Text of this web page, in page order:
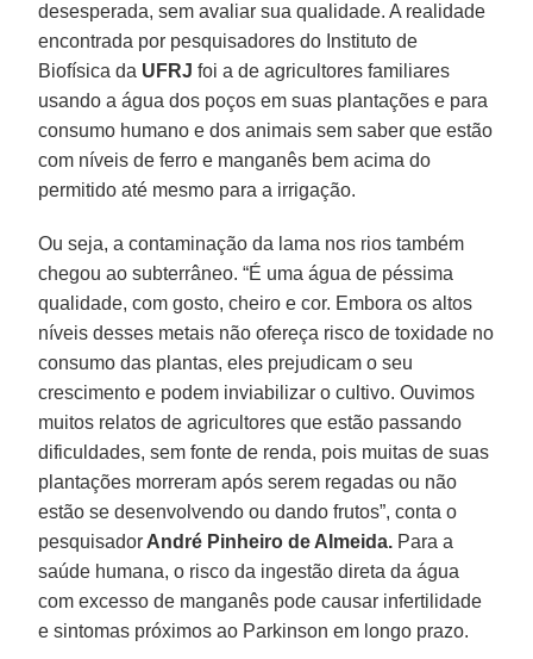
desesperada, sem avaliar sua qualidade. A realidade
encontrada por pesquisadores do Instituto de
Biofísica da UFRJ foi a de agricultores familiares
usando a água dos poços em suas plantações e para
consumo humano e dos animais sem saber que estão
com níveis de ferro e manganês bem acima do
permitido até mesmo para a irrigação.
Ou seja, a contaminação da lama nos rios também
chegou ao subterrâneo. “É uma água de péssima
qualidade, com gosto, cheiro e cor. Embora os altos
níveis desses metais não ofereça risco de toxidade no
consumo das plantas, eles prejudicam o seu
crescimento e podem inviabilizar o cultivo. Ouvimos
muitos relatos de agricultores que estão passando
dificuldades, sem fonte de renda, pois muitas de suas
plantações morreram após serem regadas ou não
estão se desenvolvendo ou dando frutos”, conta o
pesquisador André Pinheiro de Almeida. Para a
saúde humana, o risco da ingestão direta da água
com excesso de manganês pode causar infertilidade
e sintomas próximos ao Parkinson em longo prazo.